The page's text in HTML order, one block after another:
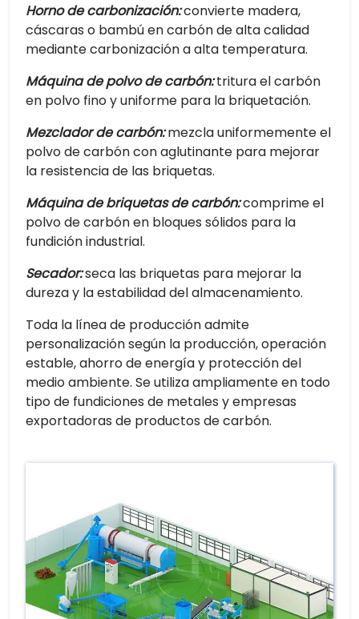
Horno de carbonización:convierte madera,
cáscaras o bambú en carbón de alta calidad
mediante carbonización a alta temperatura.
Máquina de polvo de carbón: tritura el carbón
en polvo fino y uniforme para la briquetación.
Mezclador de carbón: mezcla uniformemente el
polvo de carbón con aglutinante para mejorar
la resistencia de las briquetas.
Máquina de briquetas de carbón:comprime el
polvo de carbón en bloques sólidos para la
fundición industrial.
Secador:seca las briquetas para mejorar la
dureza y la estabilidad del almacenamiento.
Toda la línea de producción admite
personalización según la producción, operación
estable, ahorro de energía y protección del
medio ambiente. Se utiliza ampliamente en todo
tipo de fundiciones de metales y empresas
exportadoras de productos de carbón.